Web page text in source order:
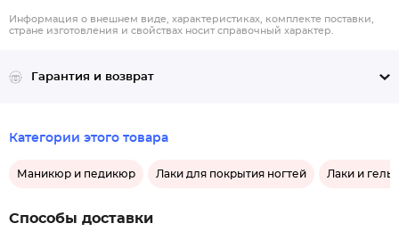
Информация о внешнем виде, характеристиках, комплекте поставки,
стране изготовления и свойствах носит справочный характер.
Гарантия и возврат
Категории этого товара
Маникюр и педикюр Лаки для покрытия ногтей Лаки и
Способы доставки